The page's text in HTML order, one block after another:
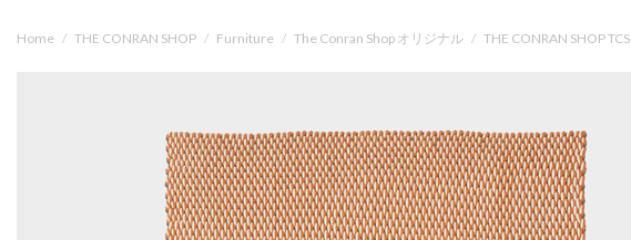
Home / THE CONRAN SHOP / Furniture / The Conran Shop オリジナル / THE CONRAN SHOP